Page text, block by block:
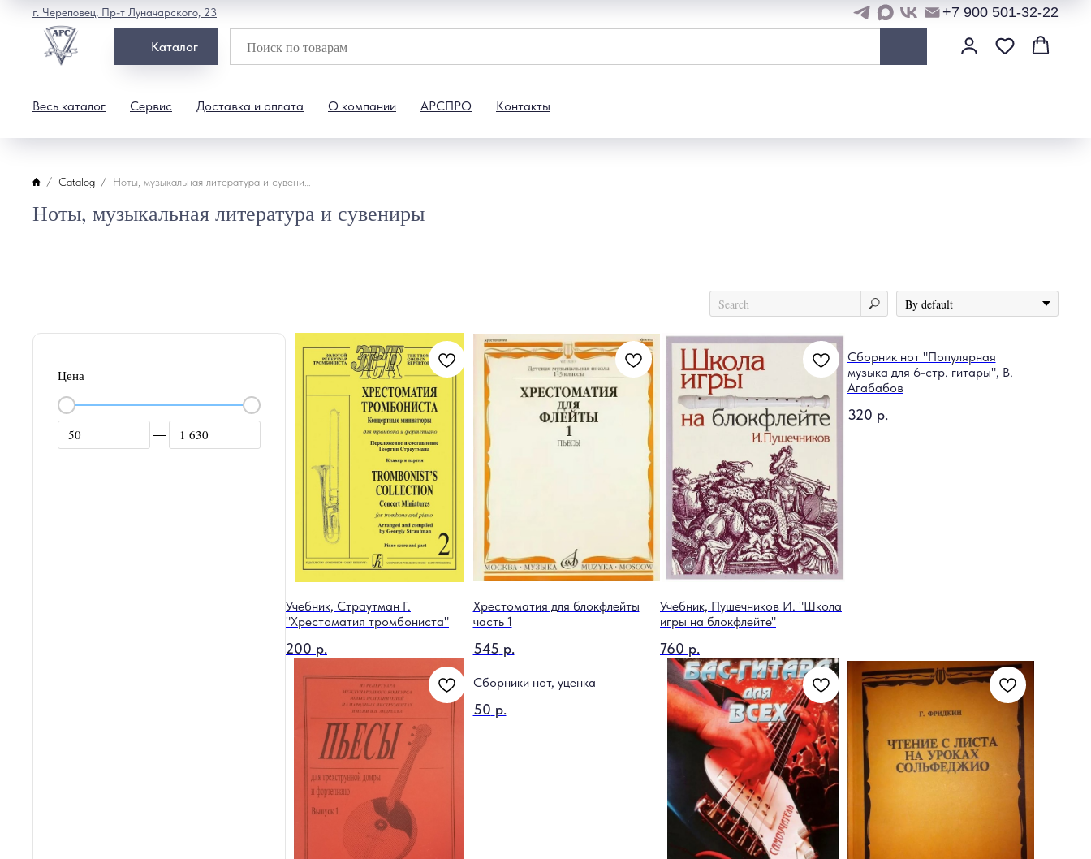
Каталог
Весь каталог Сервис Доставка и оплата О компании АРСПРО Контакты
г. Череповец, Пр-т Луначарского, 23 +7 900 501-32-22
Catalog
Ноты, музыкальная литература и сувениры
Цена
—
Учебник, Страутман Г.
"Хрестоматия тромбониста"
200 р.
Хрестоматия для блокфлейты
часть 1
545 р.
Учебник, Пушечников И. "Школа
игры на блокфлейте"
760 р.
Сборник нот "Популярная
музыка для 6-стр. гитары", В.
Агабабов
320 р.
Сборники нот, уценка
50 р.